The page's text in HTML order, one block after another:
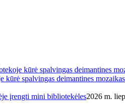
kūrė spalvingas deimantines mozaikas
įrengti mini bibliotekėles2026 m.